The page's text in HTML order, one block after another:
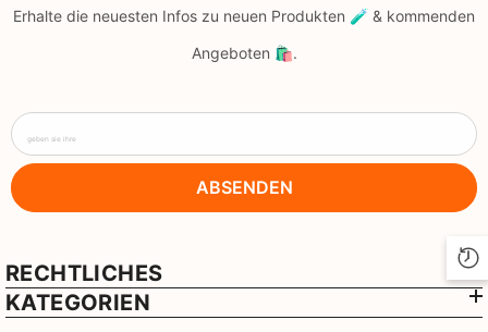
Erhalte die neuesten Infos zu neuen Produkten 🧪 & kommenden
Angeboten 🛍️.
geben sie ihre
ABSENDEN
RECHTLICHES
KATEGORIEN